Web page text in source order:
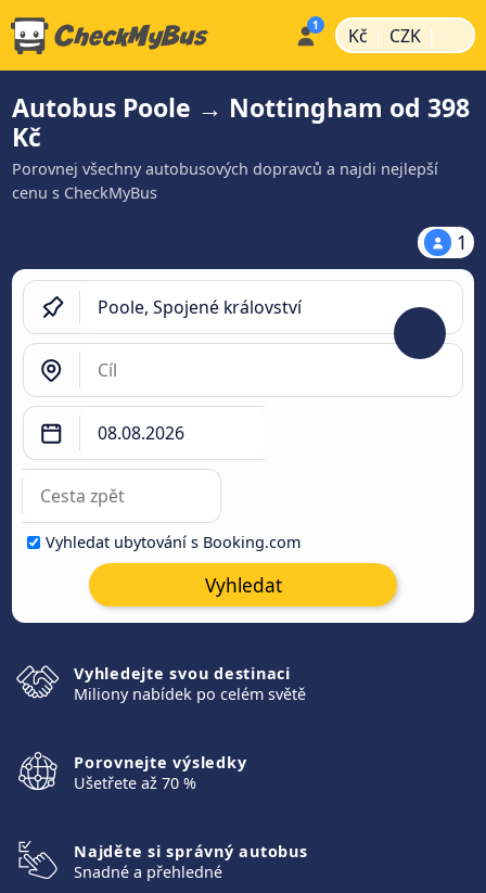
Kč | CZK |
Autobus Poole → Nottingham od 398
Kč
Porovnej všechny autobusových dopravců a najdi nejlepší
cenu s CheckMyBus
1
Vyhledat ubytování s Booking.com
Vyhledat
Vyhledejte svou destinaci
Miliony nabídek po celém světě
Porovnejte výsledky
Ušetřete až 70 %
Najděte si správný autobus
Snadné a přehledné